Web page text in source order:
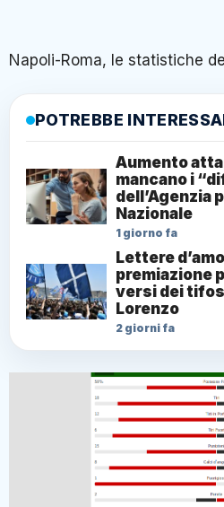
Napoli-Roma, le statistiche
POTREBBE
Aumento
mancano i
dell’Agenzia
Nazionale
1 giorno fa
Lettere
premiazione
versi dei
Lorenzo
2 giorni fa